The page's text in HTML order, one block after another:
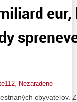
eur,
Nezaradené
obyvateľov.